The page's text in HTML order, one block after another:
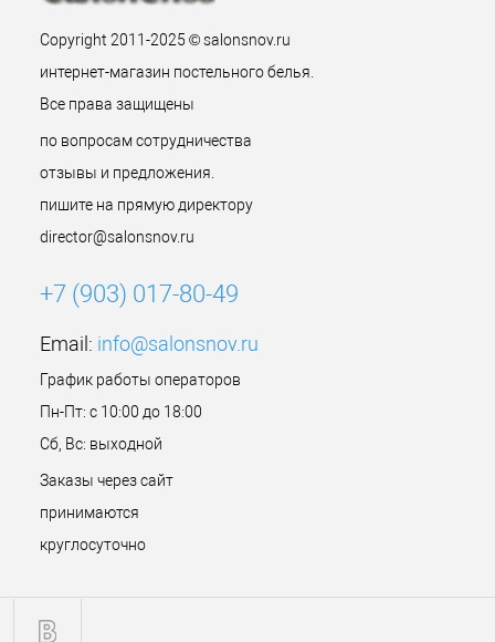
Copyright 2011-2025 © salonsnov.ru
интернет-магазин постельного белья.
Все права защищены
по вопросам сотрудничества
отзывы и предложения.
пишите на прямую директору
director@salonsnov.ru
+7 (903) 017-80-49
Email: info@salonsnov.ru
График работы операторов
Пн-Пт: с 10:00 до 18:00
Сб, Вс: выходной
Заказы через сайт
принимаются
круглосуточно